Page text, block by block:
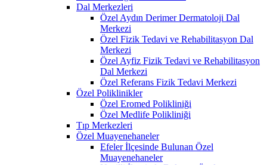
Dal Merkezleri
Özel Aydın Derimer Dermatoloji Dal
Merkezi
Özel Fizik Tedavi ve Rehabilitasyon Dal
Merkezi
Özel Ayfiz Fizik Tedavi ve Rehabilitasyon
Dal Merkezi
Özel Referans Fizik Tedavi Merkezi
Özel Poliklinikler
Özel Eromed Polikliniği
Özel Medlife Polikliniği
Tıp Merkezleri
Özel Muayenehaneler
Efeler İlçesinde Bulunan Özel
Muayenehaneler